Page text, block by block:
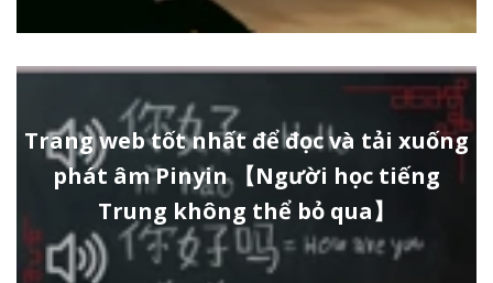
Trang web tốt nhất để đọc và tải xuống
phát âm Pinyin 【Người học tiếng
Trung không thể bỏ qua】